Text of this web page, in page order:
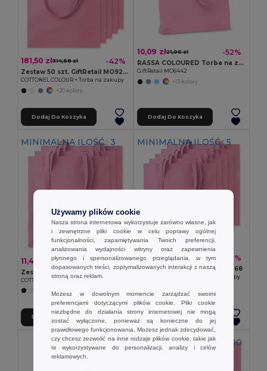
181,50 zł314,68 zł -42%
Zestaw 50 szt. GiftRetail MO9268
COTTONEL COLOUR + Torba na zakupy
+20 kolory
Dodaj Do Koszyka
10,09 zł21,06 zł -52%
RASSA COLOURED Torba na zakupy 270 gr/m²
GiftRetail MO6442
+13 kolory
Dodaj Do Koszyka
MINIMALNA ILOŚĆ.: 3
11,49 zł 18,88 zł -39%
Zestaw 3 szt. GiftRetail MO9268
COTTONEL COLOUR + Torba na zakupy
+20 kolory
Dodaj Do Koszyka
MINIMALNA ILOŚĆ.: 5
18,15 zł31,47 zł -42%
Zestaw 5 szt. GiftRetail MO9268
COTTONEL COLOUR + Torba na zakupy
Dodaj Do Koszyka
MINIMALNA ILOŚĆ.: 100
Używamy plików cookie
Nasza strona internetowa wykorzystuje zarówno własne, jak
i zewnętrzne pliki cookie w celu poprawy ogólnej
funkcjonalności, zapamiętywania Twoich preferencji,
analizowania wydajności witryny oraz zapewnienia
płynnego i spersonalizowanego przeglądania, w tym
dopasowanych treści, zoptymalizowanych interakcji z naszą
stroną oraz reklam.
Możesz w dowolnym momencie zarządzać swoimi
preferencjami dotyczącymi plików cookie. Pliki cookie
niezbędne do działania strony internetowej nie mogą
zostać wyłączone, ponieważ są konieczne do jej
prawidłowego funkcjonowania. Możesz jednak zdecydować,
czy chcesz zezwolić na inne rodzaje plików cookie, takie jak
te wykorzystywane do personalizacji, analizy i celów
reklamowych.